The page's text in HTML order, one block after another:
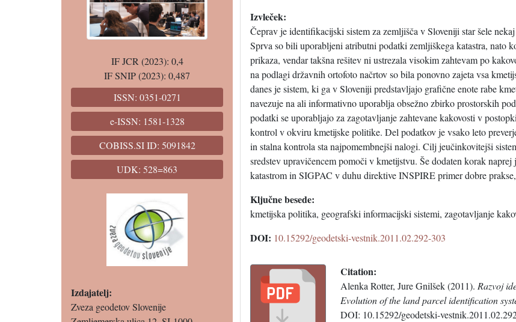
IF JCR (2023): 0,4
IF SNIP (2023): 0,487
ISSN: 0351-0271
e-ISSN: 1581-1328
COBISS.SI ID: 5091842
UDK: 528=863
Izdajatelj:
Zveza geodetov Slovenije
Izvleček:
Čeprav je identifikacijski sistem za zemljišča v Sloveniji star šele
Sprva so bili uporabljeni atributni podatki zemljiškega katastra, nato
prikaza, vendar takšna rešitev ni ustrezala visokim zahtevam po
na podlagi državnih ortofoto načrtov so bila ponovno zajeta vsa
danes je sistem, ki ga v Sloveniji predstavljajo grafične enote rabe
navezuje na ali informativno uporablja obsežno zbirko prostorskih
podatki se uporabljajo za zagotavljanje zahtevane kakovosti v
kontrol v okviru kmetijske politike. Del podatkov je vsako leto
in stalna kontrola sta najpomembnejši nalogi. Cilj jeučinkovitejši
sredstev upravičencem pomoči v kmetijstvu. Še dodaten korak
katastrom in SIGPAC v duhu direktive INSPIRE primer dobre
Ključne besede:
kmetijska politika, geografski informacijski sistemi, zagotavljanje
DOI: 10.15292/geodetski-vestnik.2011.02.292-303
Citation:
Alenka Rotter, Jure Gnilšek (2011). Razvoj
Evolution of the land parcel identification
DOI: 10.15292/geodetski-